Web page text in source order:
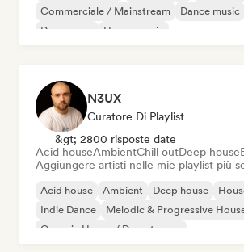
Commerciale / Mainstream
Dance music
Dream pop
House music
N3UX
Curatore Di Playlist
&gt; 2800 risposte date
Acid houseAmbientChill outDeep house
Aggiungere artisti nelle mie playlist più
Acid house Ambient Deep house
Indie Dance
Melodic & Progressive
Organic House / Downtempo